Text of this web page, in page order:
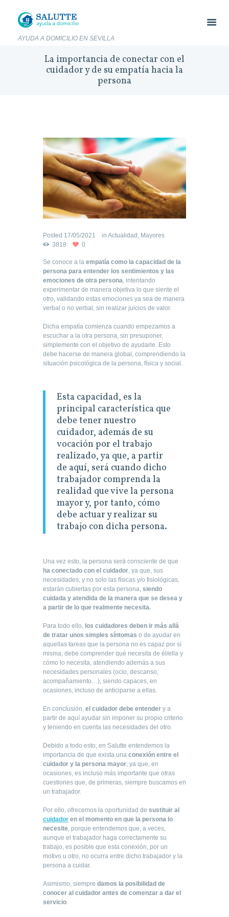
AYUDA A DOMICILIO EN SEVILLA
La importancia de conectar con el
cuidador y de su empatía hacia la
persona
Posted 17/05/2021 in Actualidad Mayores
3818
0
Se conoce a la empatía como la capacidad de la
persona para entender los sentimientos y las
emociones de otra persona , intentando
experimentar de manera objetiva lo que siente el
otro, validando estas emociones ya sea de manera
verbal o no verbal, sin realizar juicios de valor.
Dicha empatía comienza cuando empezamos a
escuchar a la otra persona, sin presuponer,
simplemente con el objetivo de ayudarle. Esto
debe hacerse de manera global, comprendiendo la
situación psicológica de la persona, física y social.
Esta capacidad, es la
principal característica que
debe tener nuestro
cuidador, además de su
vocación por el trabajo
realizado, ya que, a partir
de aquí, será cuando dicho
trabajador comprenda la
realidad que vive la persona
mayor y, por tanto, cómo
debe actuar y realizar su
trabajo con dicha persona.
Una vez esto, la persona será consciente de que
ha conectado con el cuidador , ya que, sus
necesidades, y no solo las físicas y/o fisiológicas,
estarán cubiertas por esta persona, siendo
cuidada y atendida de la manera que se desea y
a partir de lo que realmente necesita.
Para todo ello, los cuidadores deben ir más allá
de tratar unos simples síntomas o de ayudar en
aquellas tareas que la persona no es capaz por sí
misma, debe comprender qué necesita de él/ella y
cómo lo necesita, atendiendo además a sus
necesidades personales (ocio, descanso,
acompañamiento…), siendo capaces, en
ocasiones, incluso de anticiparse a ellas.
En conclusión, el cuidador debe entender y a
partir de aquí ayudar sin imponer su propio criterio
y teniendo en cuenta las necesidades del otro.
Debido a todo esto, en Salutte entendemos la
importancia de que exista una conexión entre el
cuidador y la persona mayor , ya que, en
ocasiones, es incluso más importante que otras
cuestiones que, de primeras, siempre buscamos en
un trabajador.
Por ello, ofrecemos la oportunidad de sustituir al
cuidador en el momento en que la persona lo
necesite , porque entendemos que, a veces,
aunque el trabajador haga correctamente su
trabajo, es posible que esta conexión, por un
motivo u otro, no ocurra entre dicho trabajador y la
persona a cuidar.
Asimismo, siempre damos la posibilidad de
conocer al cuidador antes de comenzar a dar el
servicio